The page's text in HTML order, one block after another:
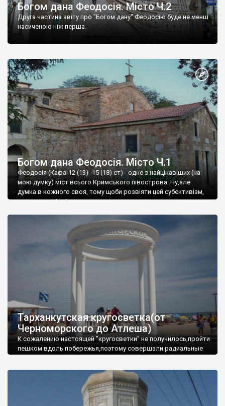
Богом дана Феодосія. Місто Ч.2
Друга частина звіту про "Богом дану" Феодосію буде не менш
насиченою ніж перша.
Богом дана Феодосія. Місто Ч.1
Феодосія (Кафа-12 (13) -15 (18) ст) - одне з найцікавіших (на
мою думку) міст всього Кримського півострова .Ну,але
думка в кожного своя, тому щоби розвіяти цей субєктивізм,
запрошую відвідати це
Тарханкутская кругосветка(от
Черноморского до Атлеша)
К сожалению настоящей "кругосветки" не получилось,пройти
пешком вдоль побережья,поэтому совершали радиальные